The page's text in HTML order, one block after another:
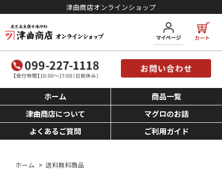
津曲商店オンラインショップ
ホーム
商品一覧
津曲商店について
マグロのお話
よくあるご質問
ご利用ガイド
ホーム > 送料無料商品